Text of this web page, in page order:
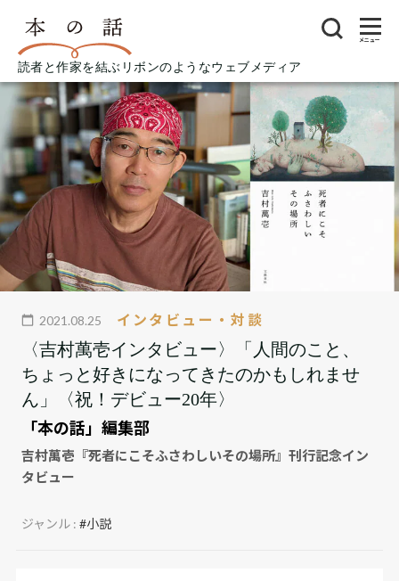
読者と作家を結ぶリボンのようなウェブメディア
メニュー
2021.08.25 インタビュー・対談
〈吉村萬壱インタビュー〉「人間のこと、
ちょっと好きになってきたのかもしれませ
ん」〈祝！デビュー20年〉
「本の話」編集部
吉村萬壱『死者にこそふさわしいその場所』刊行記念イン
タビュー
ジャンル :#小説